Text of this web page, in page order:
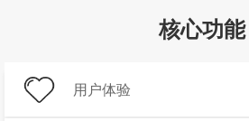
核心功能
用户体验